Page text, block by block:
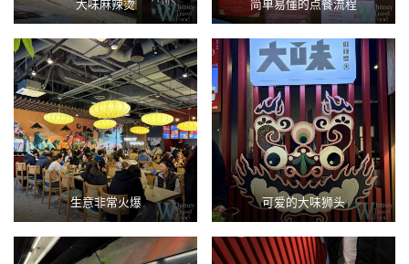
大味麻辣烫 简单易懂的点餐流程
生意非常火爆 可爱的大味狮头